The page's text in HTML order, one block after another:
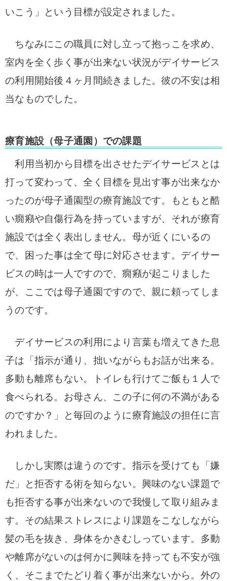
いこう」という目標が設定されました。
ちなみにこの職員に対し立って抱っこを求め、
室内を全く歩く事が出来ない状況がデイサービス
の利用開始後４ヶ月間続きました。彼の不安は相
当なものでした。
療育施設（母子通園）での課題
利用当初から目標を出させたデイサービスとは
打って変わって、全く目標を見出す事が出来なか
ったのが母子通園型の療育施設です。もともと酷
い癇癪や自傷行為を持っていますが、それが療育
施設では全く表出しません。母が近くにいるの
で、困った事は全て母に対応させます。デイサー
ビスの時は一人ですので、癇癪が起こりました
が、ここでは母子通園ですので、親に頼ってしま
うのです。
デイサービスの利用により言葉も増えてきた息
子は「指示が通り、拙いながらもお話が出来る。
多動も離席もない。トイレも行けてご飯も１人で
食べられる。お母さん、この子に何の不満がある
のですか？」と毎回のように療育施設の担任に言
われました。
しかし実際は違うのです。指示を受けても「嫌
だ」と拒否する術を知らない。興味のない課題で
も拒否する事が出来ないので我慢して取り組みま
す。その結果ストレスにより課題をこなしながら
髪の毛を抜き、身体をかきむしっています。多動
や離席がないのは何かに興味を持っても不安が強
く、そこまでたどり着く事が出来ないから。外の